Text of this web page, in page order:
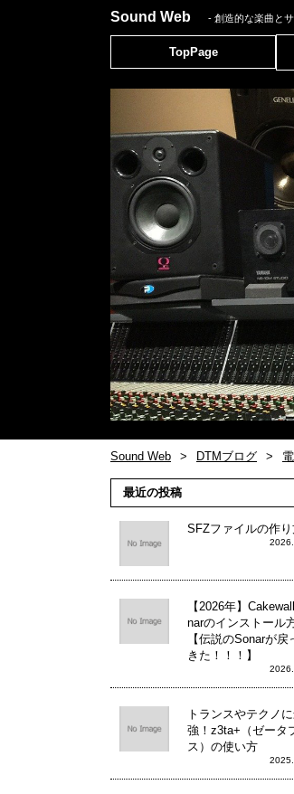
Sound Web - 創造的な楽曲と
TopPage
Sound Web DTMブログ
最近の投稿
SFZファイルの作
【2026年】
narのインストール
【伝説のSonarが戻
きた！！！】
トランスやテクノ
強！z3ta+（ゼータ
ス）の使い方